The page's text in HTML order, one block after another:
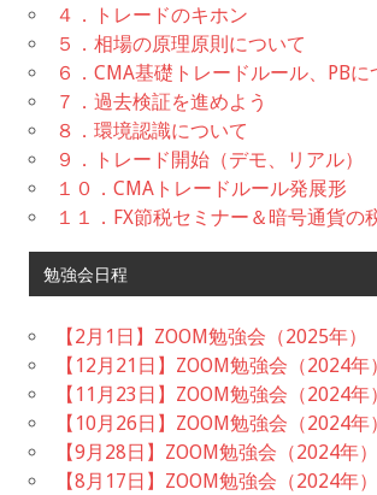
４．トレードのキホン
５．相場の原理原則について
６．CMA基礎トレードルール、PBに
７．過去検証を進めよう
８．環境認識について
９．トレード開始（デモ、リアル）
１０．CMAトレードルール発展形
１１．FX節税セミナー＆暗号通貨の
勉強会日程
【2月1日】ZOOM勉強会（2025年）
【12月21日】ZOOM勉強会（2024年）
【11月23日】ZOOM勉強会（2024年）
【10月26日】ZOOM勉強会（2024年）
【9月28日】ZOOM勉強会（2024年）
【8月17日】ZOOM勉強会（2024年）